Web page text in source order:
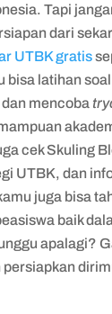
Tapi
dari
UTBK gratis
bisa latihan
dan mencoba
cek Skuling
UTBK, dan
juga bisa
baik
apalagi?